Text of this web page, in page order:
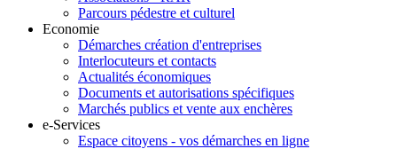
Parcours pédestre et culturel
Economie
Démarches création d'entreprises
Interlocuteurs et contacts
Actualités économiques
Documents et autorisations spécifiques
Marchés publics et vente aux enchères
e-Services
Espace citoyens - vos démarches en ligne